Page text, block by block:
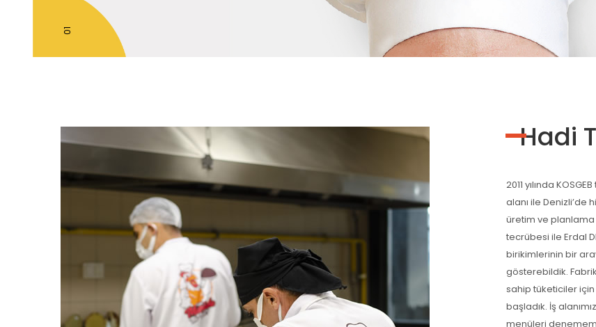
01
Hadi
2011 yılında
alanı ile Denizli’de
üretim ve planlama
tecrübesi ile Erdal
birikimlerinin bir
gösterebildik.
sahip tüketiciler
başladık. İş
menüleri